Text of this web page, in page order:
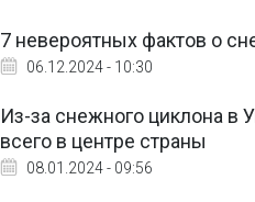
7 невероятных фактов о
06.12.2024 - 10:30
Из-за снежного циклона в
всего в центре страны
08.01.2024 - 09:56